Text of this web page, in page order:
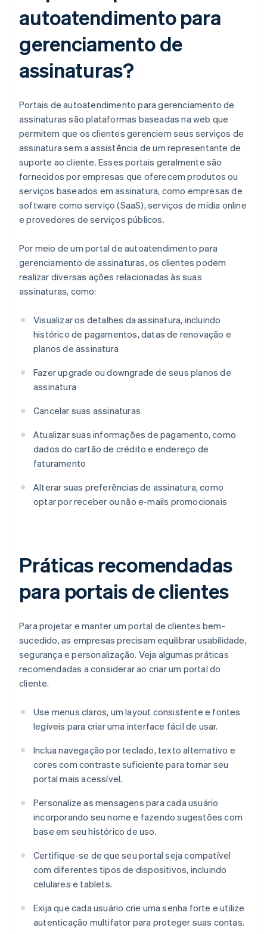
autoatendimento para
gerenciamento de
assinaturas?
Portais de autoatendimento para gerenciamento de
assinaturas são plataformas baseadas na web que
permitem que os clientes gerenciem seus serviços de
assinatura sem a assistência de um representante de
suporte ao cliente. Esses portais geralmente são
fornecidos por empresas que oferecem produtos ou
serviços baseados em assinatura, como empresas de
software como serviço (SaaS), serviços de mídia online
e provedores de serviços públicos.
Por meio de um portal de autoatendimento para
gerenciamento de assinaturas, os clientes podem
realizar diversas ações relacionadas às suas
assinaturas, como:
Visualizar os detalhes da assinatura, incluindo
histórico de pagamentos, datas de renovação e
planos de assinatura
Fazer upgrade ou downgrade de seus planos de
assinatura
Cancelar suas assinaturas
Atualizar suas informações de pagamento, como
dados do cartão de crédito e endereço de
faturamento
Alterar suas preferências de assinatura, como
optar por receber ou não e-mails promocionais
Práticas recomendadas
para portais de clientes
Para projetar e manter um portal de clientes bem-
sucedido, as empresas precisam equilibrar usabilidade,
segurança e personalização. Veja algumas práticas
recomendadas a considerar ao criar um portal do
cliente.
Use menus claros, um layout consistente e fontes
legíveis para criar uma interface fácil de usar.
Inclua navegação por teclado, texto alternativo e
cores com contraste suficiente para tornar seu
portal mais acessível.
Personalize as mensagens para cada usuário
incorporando seu nome e fazendo sugestões com
base em seu histórico de uso.
Certifique-se de que seu portal seja compatível
com diferentes tipos de dispositivos, incluindo
celulares e tablets.
Exija que cada usuário crie uma senha forte e utilize
autenticação multifator para proteger suas contas.